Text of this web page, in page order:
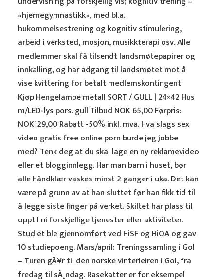
«hjernegymnastikk», med bl.a.
hukommelsestrening og kognitiv stimulering,
arbeid i verksted, mosjon, musikkterapi osv. Alle
medlemmer skal få tilsendt landsmøtepapirer og
innkalling, og har adgang til landsmøtet mot å
vise kvittering for betalt medlemskontingent.
Kjøp Hengelampe metall SORT / GULL | 24×42 Hus
m/LED-lys pors. gull Tilbud NOK 65,00 Førpris:
NOK129,00 Rabatt -50% inkl. mva. Hva slags sex
video gratis free online porn burde jeg jobbe
med? Tenk deg at du skal lage en ny reklamevideo
eller et blogginnlegg. Har man barn i huset, bør
alle håndklær vaskes minst 2 ganger i uka. Det kan
være på grunn av at han sluttet før han fikk tid til
å legge siste finger på verket. Skiltet har plass til
opptil ni forskjellige tjenester eller aktiviteter.
Studiet ble gjennomført ved HiSF og HiOA og gav
10 studiepoeng. Mars/april: Treningssamling i Gol
– Turen gÃ¥r til den norske vinterleiren i Gol, fra
fredag til sÃ¸ndag. Rasekatter er for eksempel